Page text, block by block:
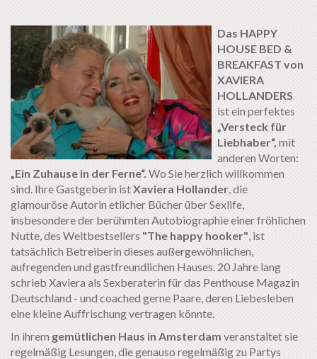
Das HAPPY
HOUSE BED &
BREAKFAST von
XAVIERA
HOLLANDERS
ist ein perfektes
„Versteck für
Liebhaber“, mit
anderen Worten:
„Ein Zuhause in der Ferne“. Wo Sie herzlich willkommen
sind. Ihre Gastgeberin istXaviera Hollander , die
glamouröse Autorin etlicher Bücher über Sexlife,
insbesondere der berühmten Autobiographie einer fröhlichen
Nutte, des Weltbestsellers "The happy hooker" , ist
tatsächlich Betreiberin dieses außergewöhnlichen,
aufregenden und gastfreundlichen Hauses. 20 Jahre lang
schrieb Xaviera als Sexberaterin für das Penthouse Magazin
Deutschland - und coached gerne Paare, deren Liebesleben
eine kleine Auffrischung vertragen könnte.
In ihrem gemütlichen Haus in Amsterdam veranstaltet sie
regelmäßig Lesungen, die genauso regelmäßig zu Partys